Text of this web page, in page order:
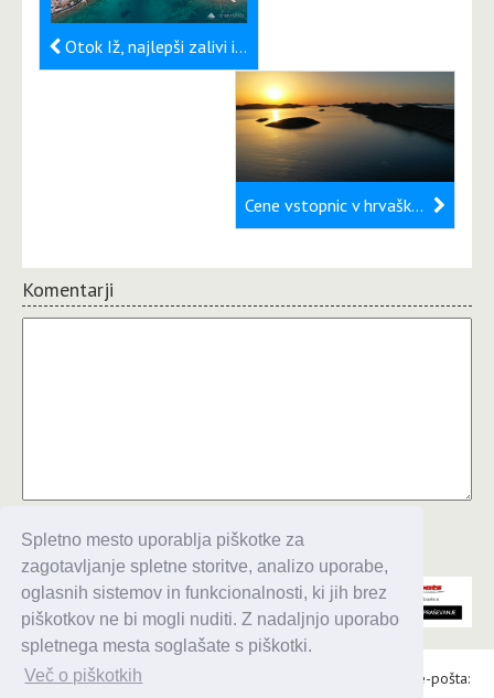
Spletno mesto uporablja piškotke za
zagotavljanje spletne storitve, analizo uporabe,
oglasnih sistemov in funkcionalnosti, ki jih brez
piškotkov ne bi mogli nuditi. Z nadaljnjo uporabo
spletnega mesta soglašate s piškotki.
Več o piškotkih
Otok Iž, najlepši zalivi in pristanišča
Cene vstopnic v hrvaške nacionalne parke za plovila v letu 2024
Komentarji
Komentiraj
Alaris d.o.o., Topniška 14, Ljubljana, Tel.: 031 303 086, e-pošta: